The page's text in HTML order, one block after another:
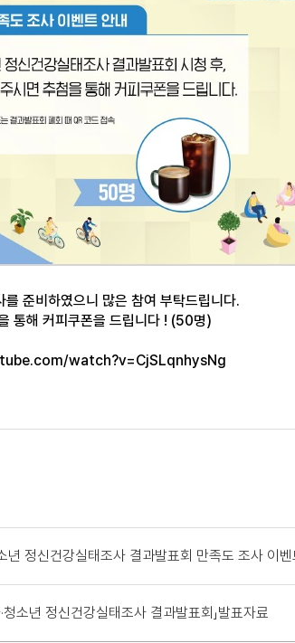
준비하였으니 많은 참여 부탁드립니다.
통해 커피쿠폰을 드립니다 ! (50명)
watch?v=CjSLqnhysNg
년 정신건강실태조사 결과발표회 만족도 조사 이
청소년 정신건강실태조사 결과발표회」발표자료